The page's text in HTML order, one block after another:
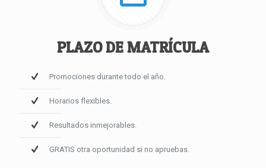
PLAZO DE MATRÍCULA
Promociones durante todo el año.
Horarios flexibles.
Resultados inmejorables.
GRATIS otra oportunidad si no apruebas.